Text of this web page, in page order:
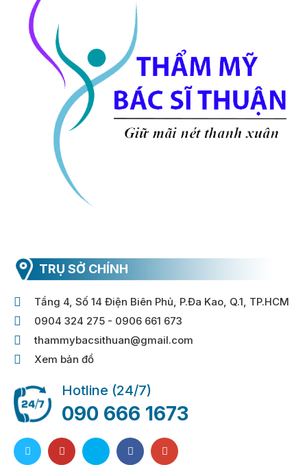
TRỤ SỞ CHÍNH
Tầng 4, Số 14 Điện Biên Phủ, P.Đa Kao, Q.1, TP.HCM
0904 324 275 - 0906 661 673
thammybacsithuan@gmail.com
Xem bản đồ
Hotline (24/7)
090 666 1673